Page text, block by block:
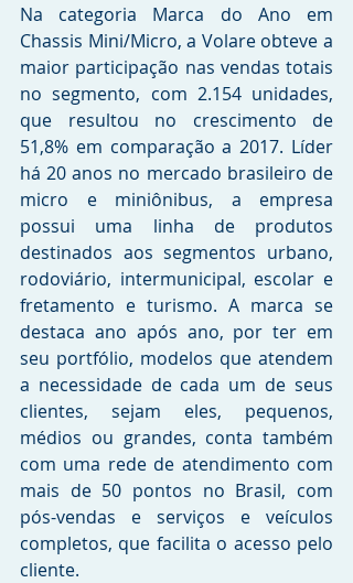
Na categoria Marca do Ano em
Chassis Mini/Micro, a Volare obteve a
maior participação nas vendas totais
no segmento, com 2.154 unidades,
que resultou no crescimento de
51,8% em comparação a 2017. Líder
há 20 anos no mercado brasileiro de
micro e miniônibus, a empresa
possui uma linha de produtos
destinados aos segmentos urbano,
rodoviário, intermunicipal, escolar e
fretamento e turismo. A marca se
destaca ano após ano, por ter em
seu portfólio, modelos que atendem
a necessidade de cada um de seus
clientes, sejam eles, pequenos,
médios ou grandes, conta também
com uma rede de atendimento com
mais de 50 pontos no Brasil, com
pós-vendas e serviços e veículos
completos, que facilita o acesso pelo
cliente.